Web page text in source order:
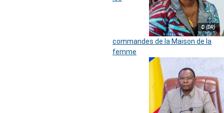
© (DR)
commandes de la Maison de la
femme